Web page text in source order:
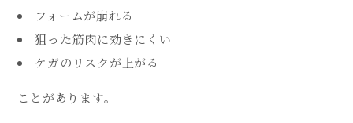
フォームが崩れる
狙った筋肉に効きにくい
ケガのリスクが上がる
ことがあります。